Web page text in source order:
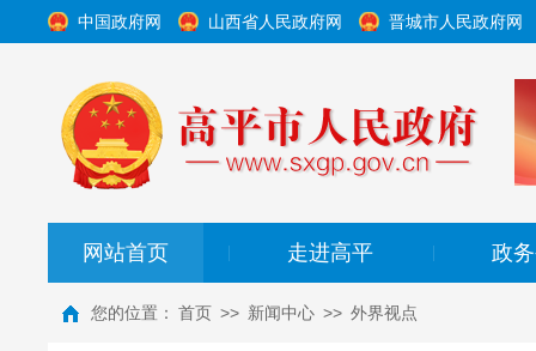
中国政府网 山西省人民政府网 晋城市人民政府网
网站首页 走进高平 政
您的位置： 首页 >> 新闻中心 >> 外界视点